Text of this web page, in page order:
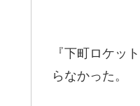
『下町ロケッ
らなかった。